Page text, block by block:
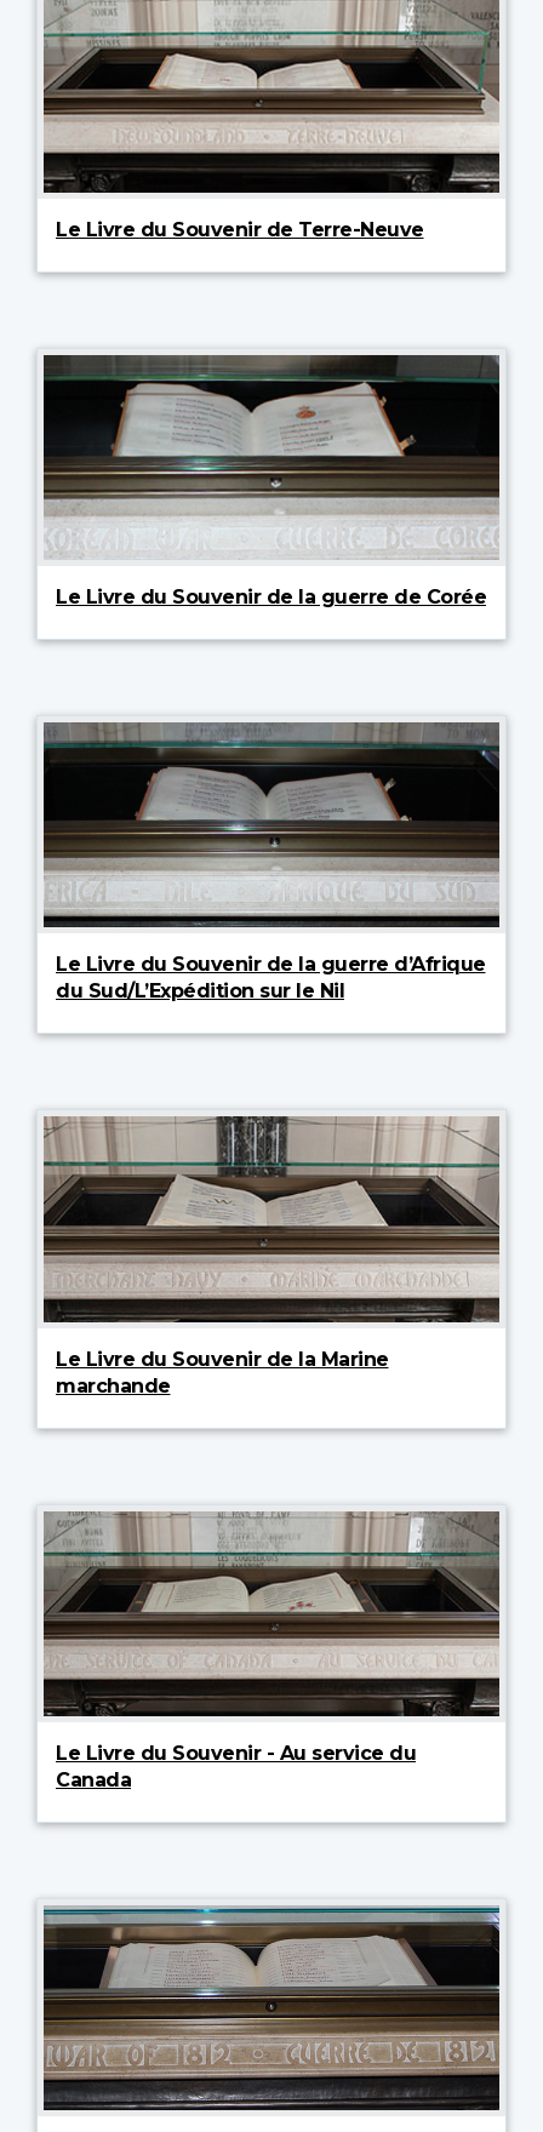
Le Livre du Souvenir de Terre-Neuve
Le Livre du Souvenir de la guerre de Corée
Le Livre du Souvenir de la guerre d’Afrique
du Sud/L’Expédition sur le Nil
Le Livre du Souvenir de la Marine
marchande
Le Livre du Souvenir - Au service du
Canada